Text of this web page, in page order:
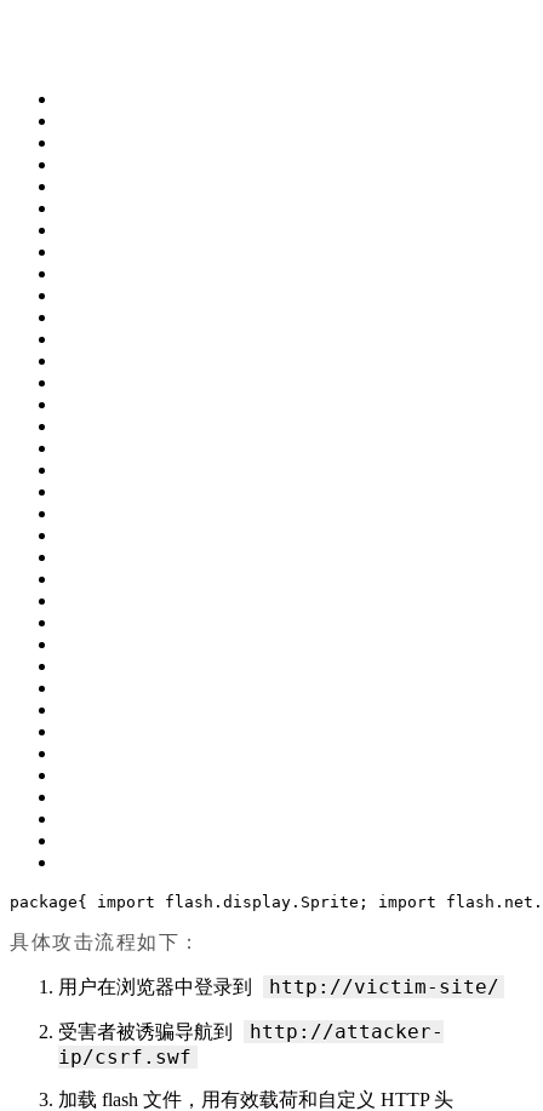
package{ import flash.display.Sprite; import
具体攻击流程如下：
用户在浏览器中登录到 http://victim-site/
受害者被诱骗导航到
http://attacker-
ip/csrf.swf
加载 flash 文件，用有效载荷和自定义 HTTP 头